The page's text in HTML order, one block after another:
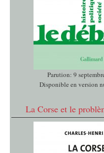
Parution: 9
Disponible en version
La Corse et le